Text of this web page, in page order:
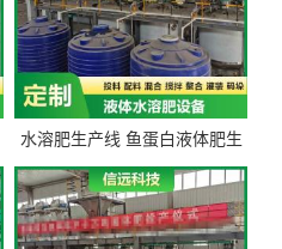
水溶肥生产线 鱼蛋白液体肥生
产设备 氨基酸液态肥全套设备